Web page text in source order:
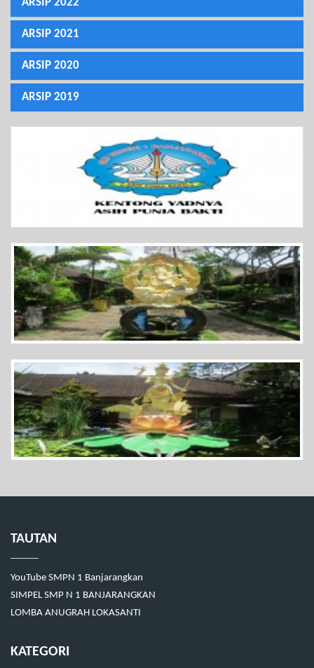
ARSIP 2022
ARSIP 2021
ARSIP 2020
ARSIP 2019
TAUTAN
YouTube SMPN 1 Banjarangkan
SIMPEL SMP N 1 BANJARANGKAN
LOMBA ANUGRAH LOKASANTI
KATEGORI